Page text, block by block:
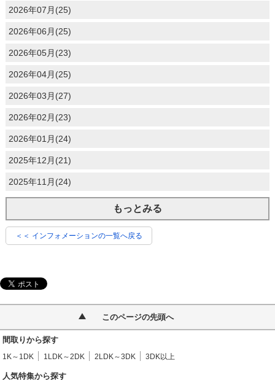
2026年07月(25)
2026年06月(25)
2026年05月(23)
2026年04月(25)
2026年03月(27)
2026年02月(23)
2026年01月(24)
2025年12月(21)
2025年11月(24)
もっとみる
＜＜ インフォメーションの一覧へ戻る
このページの先頭へ
間取りから探す
1K～1DK 1LDK～2DK 2LDK～3DK 3DK以上
人気特集から探す